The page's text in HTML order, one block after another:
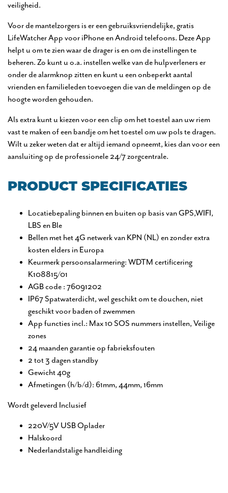
veiligheid.
Voor de mantelzorgers is er een gebruiksvriendelijke, gratis
LifeWatcher App voor iPhone en Android telefoons. Deze App
helpt u om te zien waar de drager is en om de instellingen te
beheren. Zo kunt u o.a. instellen welke van de hulpverleners er
onder de alarmknop zitten en kunt u een onbeperkt aantal
vrienden en familieleden toevoegen die van de meldingen op de
hoogte worden gehouden.
Als extra kunt u kiezen voor een clip om het toestel aan uw riem
vast te maken of een bandje om het toestel om uw pols te dragen.
Wilt u zeker weten dat er altijd iemand opneemt, kies dan voor een
aansluiting op de professionele 24/7 zorgcentrale.
PRODUCT SPECIFICATIES
Locatiebepaling binnen en buiten op basis van GPS,WIFI,
LBS en Ble
Bellen met het 4G netwerk van KPN (NL) en zonder extra
kosten elders in Europa
Keurmerk persoonsalarmering: WDTM certificering
K108815/01
AGB code : 76091202
IP67 Spatwaterdicht, wel geschikt om te douchen, niet
geschikt voor baden of zwemmen
App functies incl.: Max 10 SOS nummers instellen, Veilige
zones
24 maanden garantie op fabrieksfouten
2 tot 3 dagen standby
Gewicht 40g
Afmetingen (h/b/d): 61mm, 44mm, 16mm
Wordt geleverd Inclusief
220V/5V USB Oplader
Halskoord
Nederlandstalige handleiding